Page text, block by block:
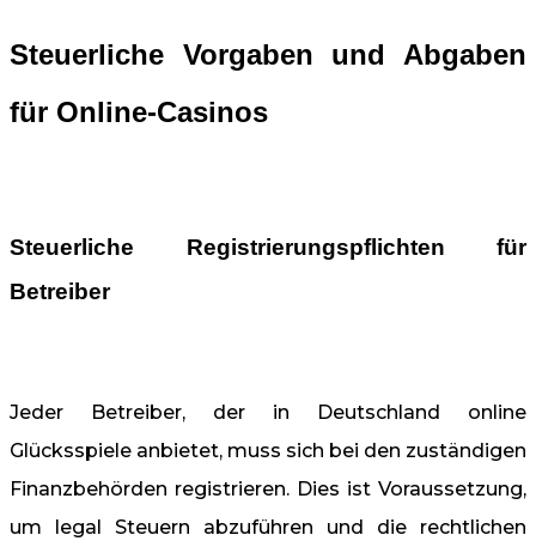
Steuerliche Vorgaben und Abgaben
für Online-Casinos
Steuerliche Registrierungspflichten für
Betreiber
Jeder Betreiber, der in Deutschland online
Glücksspiele anbietet, muss sich bei den zuständigen
Finanzbehörden registrieren. Dies ist Voraussetzung,
um legal Steuern abzuführen und die rechtlichen